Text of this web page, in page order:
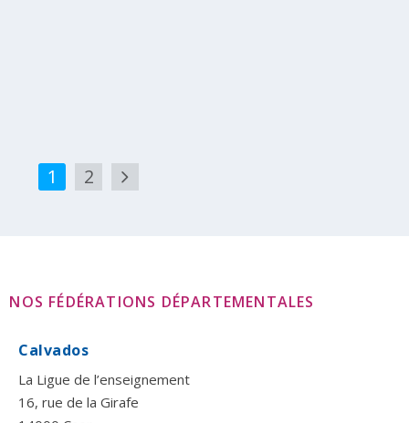
1 2
NOS FÉDÉRATIONS DÉPARTEMENTALES
Calvados
La Ligue de l’enseignement
16, rue de la Girafe